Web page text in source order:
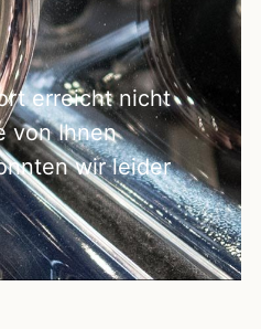
erreicht nicht
von Ihnen
wir leider